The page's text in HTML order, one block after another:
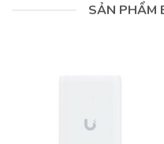
SẢN PHẨM